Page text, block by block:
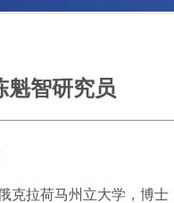
魁智研究员
拉荷马州立大学，博士